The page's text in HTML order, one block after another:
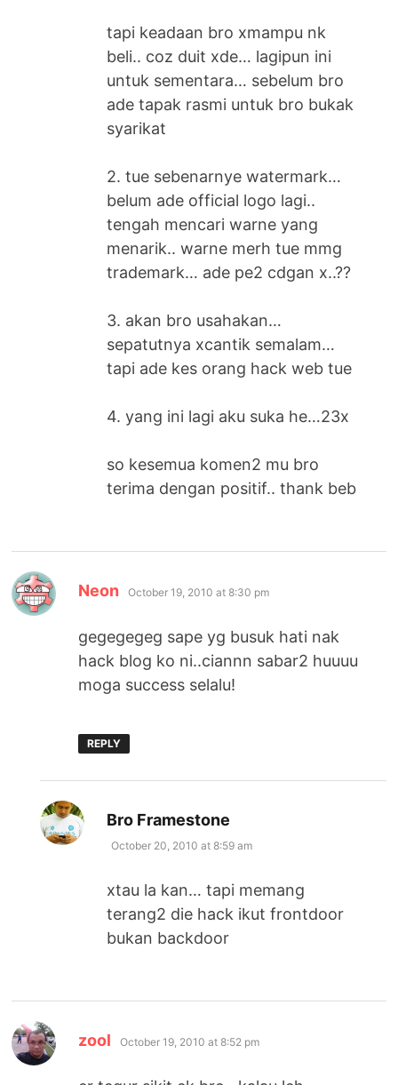
tapi keadaan bro xmampu nk
beli.. coz duit xde… lagipun ini
untuk sementara… sebelum bro
ade tapak rasmi untuk bro bukak
syarikat
2. tue sebenarnye watermark…
belum ade official logo lagi..
tengah mencari warne yang
menarik.. warne merh tue mmg
trademark… ade pe2 cdgan x..??
3. akan bro usahakan…
sepatutnya xcantik semalam…
tapi ade kes orang hack web tue
4. yang ini lagi aku suka he…23x
so kesemua komen2 mu bro
terima dengan positif.. thank beb
Neon says:
October 19, 2010 at 8:30 pm
gegegegeg sape yg busuk hati nak
hack blog ko ni..ciannn sabar2 huuuu
moga success selalu!
REPLY
Bro Framestone
October 20, 2010 at 8:59 am
xtau la kan… tapi memang
terang2 die hack ikut frontdoor
bukan backdoor
zool says:
October 19, 2010 at 8:52 pm